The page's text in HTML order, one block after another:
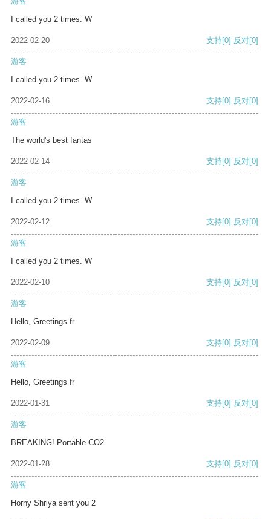
I called you 2 times. W
2022-02-20 支持[0] 反对[0]
游客
I called you 2 times. W
2022-02-16 支持[0] 反对[0]
游客
The world's best fantas
2022-02-14 支持[0] 反对[0]
游客
I called you 2 times. W
2022-02-12 支持[0] 反对[0]
游客
I called you 2 times. W
2022-02-10 支持[0] 反对[0]
游客
Hello, Greetings fr
2022-02-09 支持[0] 反对[0]
游客
Hello, Greetings fr
2022-01-31 支持[0] 反对[0]
游客
BREAKING! Portable CO2
2022-01-28 支持[0] 反对[0]
游客
Horny Shriya sent you 2